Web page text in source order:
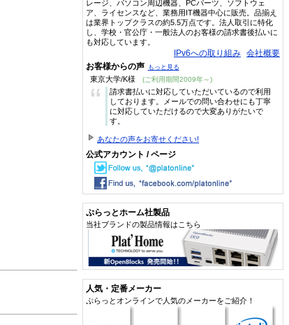
レージ、パソコン周辺機器、PCパーツ、ソフトウェ
ア、ライセンスなど、業務用IT機器中心に販売。品揃え
は業界トップクラスの約5.5万点です。法人取引に特化
し、学校・官公庁・一般法人のお客様の請求書後払いに
も対応しています。
IPv6への取り組み 会社概要
お客様からの声 もっと見る
東京大学/K様 (ご利用期間2009年～)
“
請求書払いに対応していただいているので利用
しております。メールでの問い合わせにも丁寧
に対応していただけるので大変ありがたいで
す。
あなたの声をお寄せください!
公式アカウント / ページ
ぷらっとホーム社製品
当社ブランドの製品情報はこちら
人気・定番メーカー
ぷらっとオンラインで人気のメーカーをご紹介！